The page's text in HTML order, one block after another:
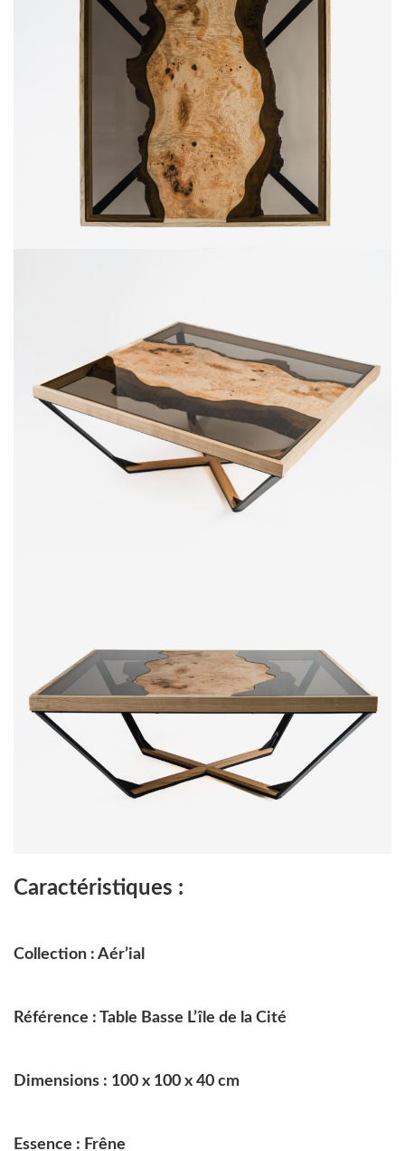
Caractéristiques :
Collection : Aér’ial
Référence : Table Basse L’île de la Cité
Dimensions : 100 x 100 x 40 cm
Essence : Frêne